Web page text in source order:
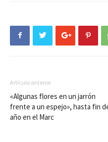
Artículo anterior
«Algunas flores en un jarrón
frente a un espejo», hasta fin
año en el Marc